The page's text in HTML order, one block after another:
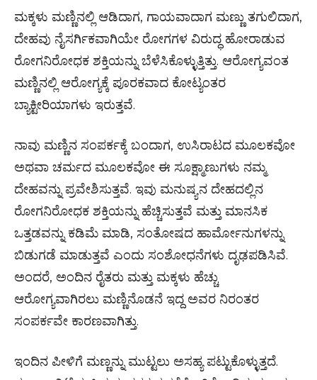
ಮಕ್ಕಳು ಮಣ್ಣಿನಲ್ಲಿ ಆಡಿದಾಗ, ಗಾಯವಾದಾಗ ಮಣ್ಣು ತಗುಲಿದಾಗ,
ದೇಹವು ನೈಸರ್ಗಿಕವಾಗಿಯೇ ರೋಗಗಳ ವಿರುದ್ಧ ಹೋರಾಡುವ
ರೋಗನಿರೋಧಕ ಶಕ್ತಿಯನ್ನು ಬೆಳೆಸಿಕೊಳ್ಳುತ್ತಿತ್ತು. ಆರೋಗ್ಯವಂತ
ಮಣ್ಣಿನಲ್ಲಿ ಆರೋಗ್ಯಕ್ಕೆ ಪೂರಕವಾದ ಕೋಟ್ಯಂತರ
ಬ್ಯಾಕ್ಟೀರಿಯಾಗಳು ಇರುತ್ತವೆ.
ನಾವು ಮಣ್ಣಿನ ಸಂಪರ್ಕಕ್ಕೆ ಬಂದಾಗ, ಉಸಿರಾಟದ ಮೂಲಕವೋ
ಅಥವಾ ಚರ್ಮದ ಮೂಲಕವೋ ಈ ಸೂಕ್ಷ್ಮಾಣುಗಳು ನಮ್ಮ
ದೇಹವನ್ನು ಪ್ರವೇಶಿಸುತ್ತವೆ. ಇವು ಮನುಷ್ಯನ ದೇಹದಲ್ಲಿನ
ರೋಗನಿರೋಧಕ ಶಕ್ತಿಯನ್ನು ಹೆಚ್ಚಿಸುತ್ತವೆ ಮತ್ತು ಮಾನಸಿಕ
ಒತ್ತಡವನ್ನು ಕಡಿಮೆ ಮಾಡಿ, ಸಂತೋಷದ ಹಾರ್ಮೋನುಗಳನ್ನು
ಬಿಡುಗಡೆ ಮಾಡುತ್ತವೆ ಎಂದು ಸಂಶೋಧನೆಗಳು ದೃಢಪಡಿಸಿವೆ.
ಅಂದರೆ, ಅಂದಿನ ರೈತರು ಮತ್ತು ಮಕ್ಕಳು ಹೆಚ್ಚು
ಆರೋಗ್ಯವಾಗಿರಲು ಮಣ್ಣಿನೊಡನೆ ಇದ್ದ ಅವರ ನಿರಂತರ
ಸಂಪರ್ಕವೇ ಕಾರಣವಾಗಿತ್ತು.
ಇಂದಿನ ಪೀಳಿಗೆ ಮಣ್ಣನ್ನು ಮುಟ್ಟಲು ಅಸಹ್ಯ ಪಟ್ಟುಕೊಳ್ಳುತ್ತದೆ.